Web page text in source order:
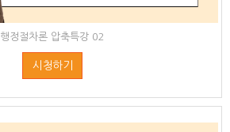
행정절차론 압축특강 02
시청하기